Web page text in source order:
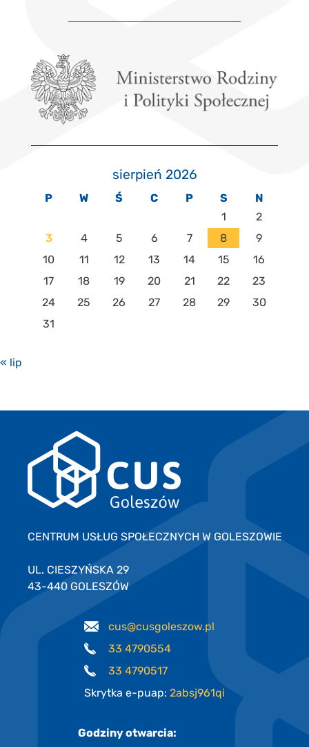
sierpień 2026
P W Ś C P S
N
1
2
3
4 5 6 7 8
9
10
11 12 13 14 15
16
17
18 19 20 21 22
23
24
25 26 27 28 29
30
31
« lip
CENTRUM USŁUG SPOŁECZNYCH W GOLESZOWIE
UL. CIESZYŃSKA 29
43-440 GOLESZÓW
cus@cusgoleszow.pl
33 4790554
33 4790517
Skrytka e-puap: 2absj961qi
Godziny otwarcia: